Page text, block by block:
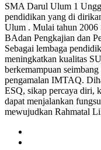
SMA Darul Ulum 1
pendidikan yang di
Ulum . Mulai tahun 2006
BAdan Pengkajian dan
Sebagai lembaga
meningkatkan kualitas
berkemampuan
pengamalan IMTAQ.
ESQ, sikap percaya diri,
dapat menjalankan
mewujudkan Rahmatal